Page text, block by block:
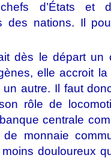
d’États et
des nations. Il
dès le départ un
elle accroit
autre. Il faut
rôle de
centrale
monnaie
douloureux